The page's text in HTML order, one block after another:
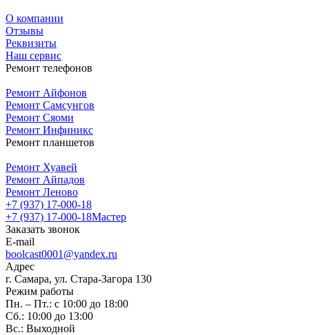
О компании
Отзывы
Реквизиты
Наш сервис
Ремонт телефонов
Ремонт Айфонов
Ремонт Самсунгов
Ремонт Сяоми
Ремонт Инфиникс
Ремонт планшетов
Ремонт Хуавей
Ремонт Айпадов
Ремонт Леново
+7 (937) 17-000-18
+7 (937) 17-000-18Мастер
Заказать звонок
E-mail
boolcast0001@yandex.ru
Адрес
г. Самара, ул. Стара-Загора 130
Режим работы
Пн. – Пт.: с 10:00 до 18:00
Сб.: 10:00 до 13:00
Вс.: Выходной